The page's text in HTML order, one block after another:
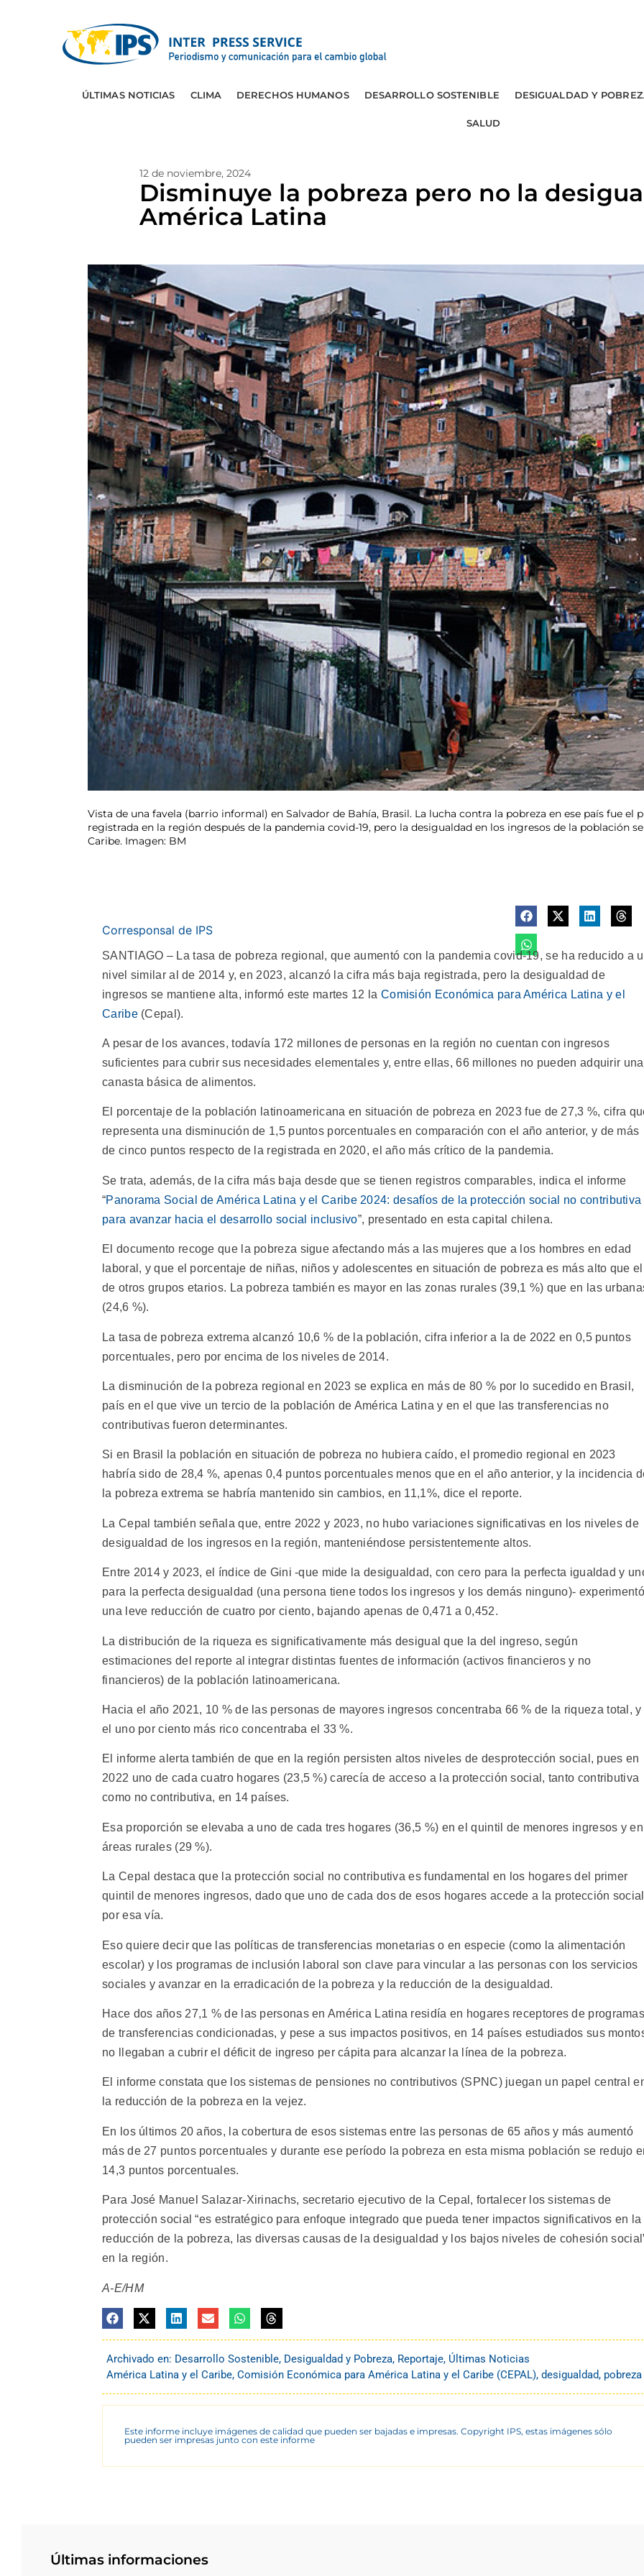
ÚLTIMAS NOTICIAS CLIMA DERECHOS HUMANOS DESARROLLO SOSTENIBLE DESIGUALDAD Y
SALUD
12 de noviembre, 2024
Disminuye la pobreza pero no la
América Latina
Vista de una favela (barrio informal) en Salvador de Bahía, Brasil. La lucha contra la pobreza en ese país fue
registrada en la región después de la pandemia covid-19, pero la desigualdad en los ingresos de la población
Caribe. Imagen: BM
Corresponsal de IPS
SANTIAGO – La tasa de pobreza regional, que aumentó con la pandemia covid-19, se ha reducido a
nivel similar al de 2014 y, en 2023, alcanzó la cifra más baja registrada, pero la desigualdad de
ingresos se mantiene alta, informó este martes 12 la Comisión Económica para América Latina y el
Caribe(Cepal).
A pesar de los avances, todavía 172 millones de personas en la región no cuentan con ingresos
suficientes para cubrir sus necesidades elementales y, entre ellas, 66 millones no pueden adquirir una
canasta básica de alimentos.
El porcentaje de la población latinoamericana en situación de pobreza en 2023 fue de 27,3 %, cifra
representa una disminución de 1,5 puntos porcentuales en comparación con el año anterior, y de más
de cinco puntos respecto de la registrada en 2020, el año más crítico de la pandemia.
Se trata, además, de la cifra más baja desde que se tienen registros comparables, indica el informe
“Panorama Social de América Latina y el Caribe 2024: desafíos de la protección social no contributiva
para avanzar hacia el desarrollo social inclusivo”, presentado en esta capital chilena.
El documento recoge que la pobreza sigue afectando más a las mujeres que a los hombres en edad
laboral, y que el porcentaje de niñas, niños y adolescentes en situación de pobreza es más alto que el
de otros grupos etarios. La pobreza también es mayor en las zonas rurales (39,1 %) que en las
(24,6 %).
La tasa de pobreza extrema alcanzó 10,6 % de la población, cifra inferior a la de 2022 en 0,5 puntos
porcentuales, pero por encima de los niveles de 2014.
La disminución de la pobreza regional en 2023 se explica en más de 80 % por lo sucedido en Brasil,
país en el que vive un tercio de la población de América Latina y en el que las transferencias no
contributivas fueron determinantes.
Si en Brasil la población en situación de pobreza no hubiera caído, el promedio regional en 2023
habría sido de 28,4 %, apenas 0,4 puntos porcentuales menos que en el año anterior, y la incidencia
la pobreza extrema se habría mantenido sin cambios, en 11,1%, dice el reporte.
La Cepal también señala que, entre 2022 y 2023, no hubo variaciones significativas en los niveles de
desigualdad de los ingresos en la región, manteniéndose persistentemente altos.
Entre 2014 y 2023, el índice de Gini -que mide la desigualdad, con cero para la perfecta igualdad y
para la perfecta desigualdad (una persona tiene todos los ingresos y los demás ninguno)- experimentó
una leve reducción de cuatro por ciento, bajando apenas de 0,471 a 0,452.
La distribución de la riqueza es significativamente más desigual que la del ingreso, según
estimaciones del reporte al integrar distintas fuentes de información (activos financieros y no
financieros) de la población latinoamericana.
Hacia el año 2021, 10 % de las personas de mayores ingresos concentraba 66 % de la riqueza total, y
el uno por ciento más rico concentraba el 33 %.
El informe alerta también de que en la región persisten altos niveles de desprotección social, pues en
2022 uno de cada cuatro hogares (23,5 %) carecía de acceso a la protección social, tanto contributiva
como no contributiva, en 14 países.
Esa proporción se elevaba a uno de cada tres hogares (36,5 %) en el quintil de menores ingresos y en
áreas rurales (29 %).
La Cepal destaca que la protección social no contributiva es fundamental en los hogares del primer
quintil de menores ingresos, dado que uno de cada dos de esos hogares accede a la protección social
por esa vía.
Eso quiere decir que las políticas de transferencias monetarias o en especie (como la alimentación
escolar) y los programas de inclusión laboral son clave para vincular a las personas con los servicios
sociales y avanzar en la erradicación de la pobreza y la reducción de la desigualdad.
Hace dos años 27,1 % de las personas en América Latina residía en hogares receptores de
de transferencias condicionadas, y pese a sus impactos positivos, en 14 países estudiados sus
no llegaban a cubrir el déficit de ingreso per cápita para alcanzar la línea de la pobreza.
El informe constata que los sistemas de pensiones no contributivos (SPNC) juegan un papel central
la reducción de la pobreza en la vejez.
En los últimos 20 años, la cobertura de esos sistemas entre las personas de 65 años y más aumentó
más de 27 puntos porcentuales y durante ese período la pobreza en esta misma población se redujo
14,3 puntos porcentuales.
Para José Manuel Salazar-Xirinachs, secretario ejecutivo de la Cepal, fortalecer los sistemas de
protección social “es estratégico para enfoque integrado que pueda tener impactos significativos en la
reducción de la pobreza, las diversas causas de la desigualdad y los bajos niveles de cohesión
en la región.
A-E/HM
Archivado en: Desarrollo Sostenible, Desigualdad y Pobreza, Reportaje, Últimas Noticias
América Latina y el Caribe, Comisión Económica para América Latina y el Caribe (CEPAL), desigualdad, pobreza
Este informe incluye imágenes de calidad que pueden ser bajadas e impresas. Copyright IPS, estas imágenes sólo
pueden ser impresas junto con este informe
Últimas informaciones